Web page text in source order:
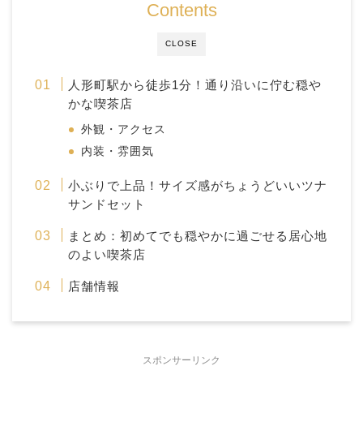
CLOSE
Contents
人形町駅から徒歩1分！通り沿いに佇む穏や
かな喫茶店
外観・アクセス
内装・雰囲気
小ぶりで上品！サイズ感がちょうどいいツナ
サンドセット
まとめ：初めてでも穏やかに過ごせる居心地
のよい喫茶店
店舗情報
スポンサーリンク